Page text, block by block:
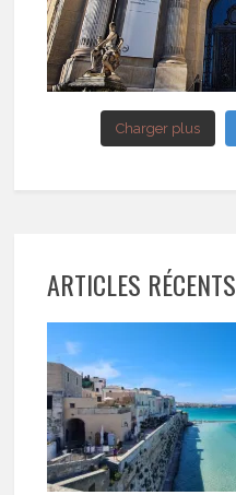
Charger plus
ARTICLES RÉCENTS